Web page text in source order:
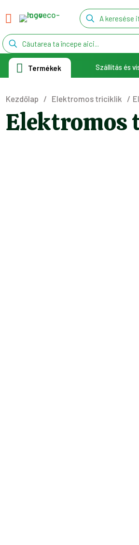
Termékek Szállítás és
Kezdőlap / Elektromos triciklik /
Elektromos